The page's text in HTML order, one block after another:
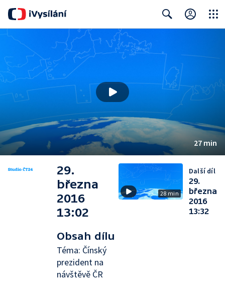
27 min
29.
března
2016
13:02
Obsah dílu
Téma: Čínský
prezident na
návštěvě ČR
28 min
Další díl
29.
března
2016
13:32